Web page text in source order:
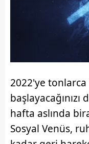
2022'ye
hafta aslında
Sosyal Venüs,